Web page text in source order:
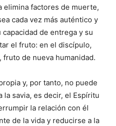
elimina factores de muerte,
cada vez más auténtico y
de entrega y su
el fruto: en el discípulo,
de nueva humanidad.
y, por tanto, no puede
savia, es decir, el Espíritu
la relación con él
de la vida y reducirse a la